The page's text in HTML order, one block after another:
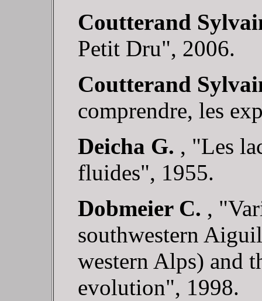
Coutterand
Petit Dru", 2006.
Coutterand
comprendre, les
Deicha G. , "Les
fluides", 1955.
Dobmeier C. ,
southwestern
western Alps) and
evolution", 1998.